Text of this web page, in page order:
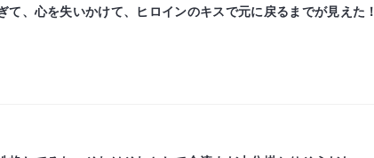
て、心を失いかけて、ヒロインのキスで元に戻るまでが見えた！